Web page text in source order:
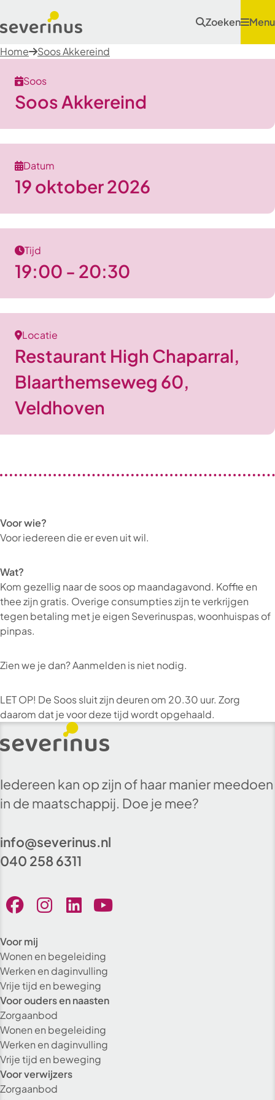
Zoeken Menu
Home Soos Akkereind
Soos
Soos Akkereind
Datum
19 oktober 2026
Tijd
19:00 - 20:30
Locatie
Restaurant High Chaparral,
Blaarthemseweg 60,
Veldhoven
Voor wie?
Voor iedereen die er even uit wil.
Wat?
Kom gezellig naar de soos op maandagavond. Koffie en
thee zijn gratis. Overige consumpties zijn te verkrijgen
tegen betaling met je eigen Severinuspas, woonhuispas of
pinpas.
Zien we je dan? Aanmelden is niet nodig.
LET OP! De Soos sluit zijn deuren om 20.30 uur. Zorg
daarom dat je voor deze tijd wordt opgehaald.
Iedereen kan op zijn of haar manier meedoen
in de maatschappij. Doe je mee?
info@severinus.nl
040 258 6311
Voor mij
Wonen en begeleiding
Werken en daginvulling
Vrije tijd en beweging
Voor ouders en naasten
Zorgaanbod
Wonen en begeleiding
Werken en daginvulling
Vrije tijd en beweging
Voor verwijzers
Zorgaanbod